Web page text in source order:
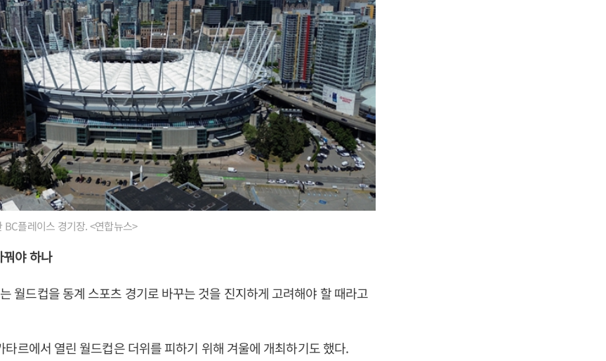
플레이스 경기장. <연합뉴스>
야 하나
월드컵을 동계 스포츠 경기로 바꾸는 것을 진지하게 고려해야 할 때라고
타르에서 열린 월드컵은 더위를 피하기 위해 겨울에 개최하기도 했다.